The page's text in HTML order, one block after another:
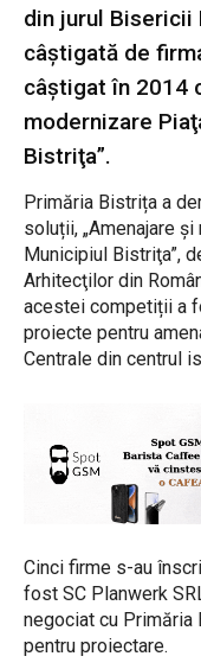
din jurul Bisericii
câștigată de
câștigat în 2014
modernizare
Bistriţa”.
Primăria Bistrița a
soluții, „Amenajare
Municipiul Bistriţa”,
Arhitecţilor din
acestei competiții a
proiecte pentru
Centrale din centrul
Cinci firme s-au
fost SC Planwerk
negociat cu Primăria
pentru proiectare.